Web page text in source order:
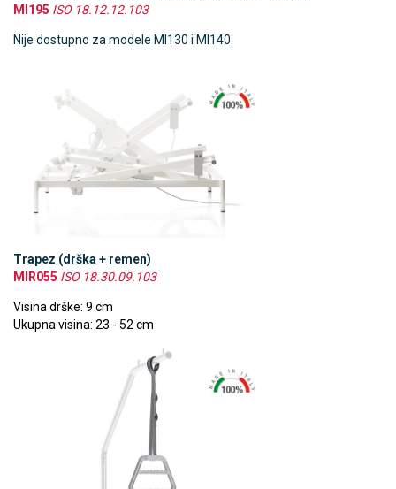
MI195 ISO 18.12.12.103
Nije dostupno za modele MI130 i MI140.
Trapez (drška + remen)
MIR055 ISO 18.30.09.103
Visina drške: 9 cm
Ukupna visina: 23 - 52 cm